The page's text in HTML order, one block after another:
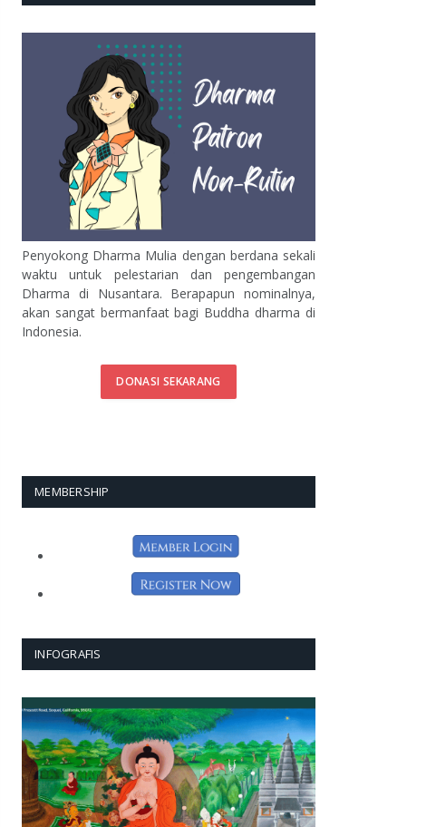
Penyokong Dharma Mulia dengan berdana sekali
waktu untuk pelestarian dan pengembangan
Dharma di Nusantara. Berapapun nominalnya,
akan sangat bermanfaat bagi Buddha dharma di
Indonesia.
DONASI SEKARANG
MEMBERSHIP
INFOGRAFIS